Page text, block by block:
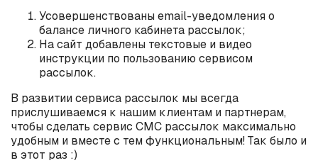
Усовершенствованы email-уведомления о
балансе личного кабинета рассылок;
На сайт добавлены текстовые и видео
инструкции по пользованию сервисом
рассылок.
В развитии сервиса рассылок мы всегда
прислушиваемся к нашим клиентам и партнерам,
чтобы сделать сервис СМС рассылок максимально
удобным и вместе с тем функциональным! Так было и
в этот раз :)